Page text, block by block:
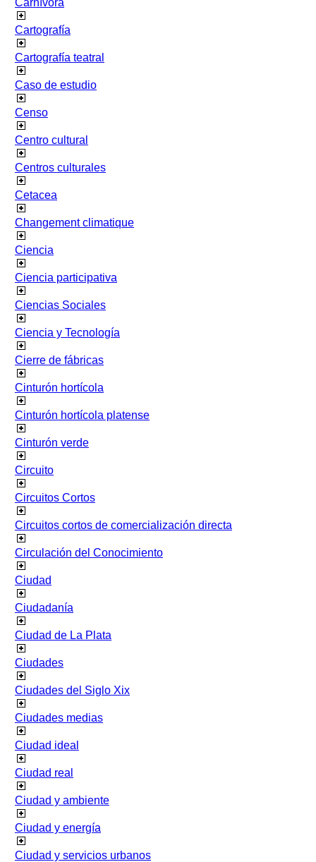
Carnívora
Cartografía
Cartografía teatral
Caso de estudio
Censo
Centro cultural
Centros culturales
Cetacea
Changement climatique
Ciencia
Ciencia participativa
Ciencias Sociales
Ciencia y Tecnología
Cierre de fábricas
Cinturón hortícola
Cinturón hortícola platense
Cinturón verde
Circuito
Circuitos Cortos
Circuitos cortos de comercialización directa
Circulación del Conocimiento
Ciudad
Ciudadanía
Ciudad de La Plata
Ciudades
Ciudades del Siglo Xix
Ciudades medias
Ciudad ideal
Ciudad real
Ciudad y ambiente
Ciudad y energía
Ciudad y servicios urbanos